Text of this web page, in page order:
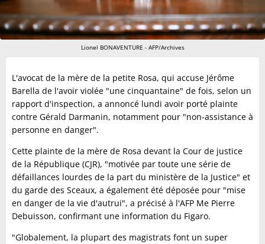
Lionel BONAVENTURE - AFP/Archives
L'avocat de la mère de la petite Rosa, qui accuse Jérôme
Barella de l'avoir violée "une cinquantaine" de fois, selon un
rapport d'inspection, a annoncé lundi avoir porté plainte
contre Gérald Darmanin, notamment pour "non-assistance à
personne en danger".
Cette plainte de la mère de Rosa devant la Cour de justice
de la République (CJR), "motivée par toute une série de
défaillances lourdes de la part du ministère de la Justice" et
du garde des Sceaux, a également été déposée pour "mise
en danger de la vie d'autrui", a précisé à l'AFP Me Pierre
Debuisson, confirmant une information du Figaro.
"Globalement, la plupart des magistrats font un super